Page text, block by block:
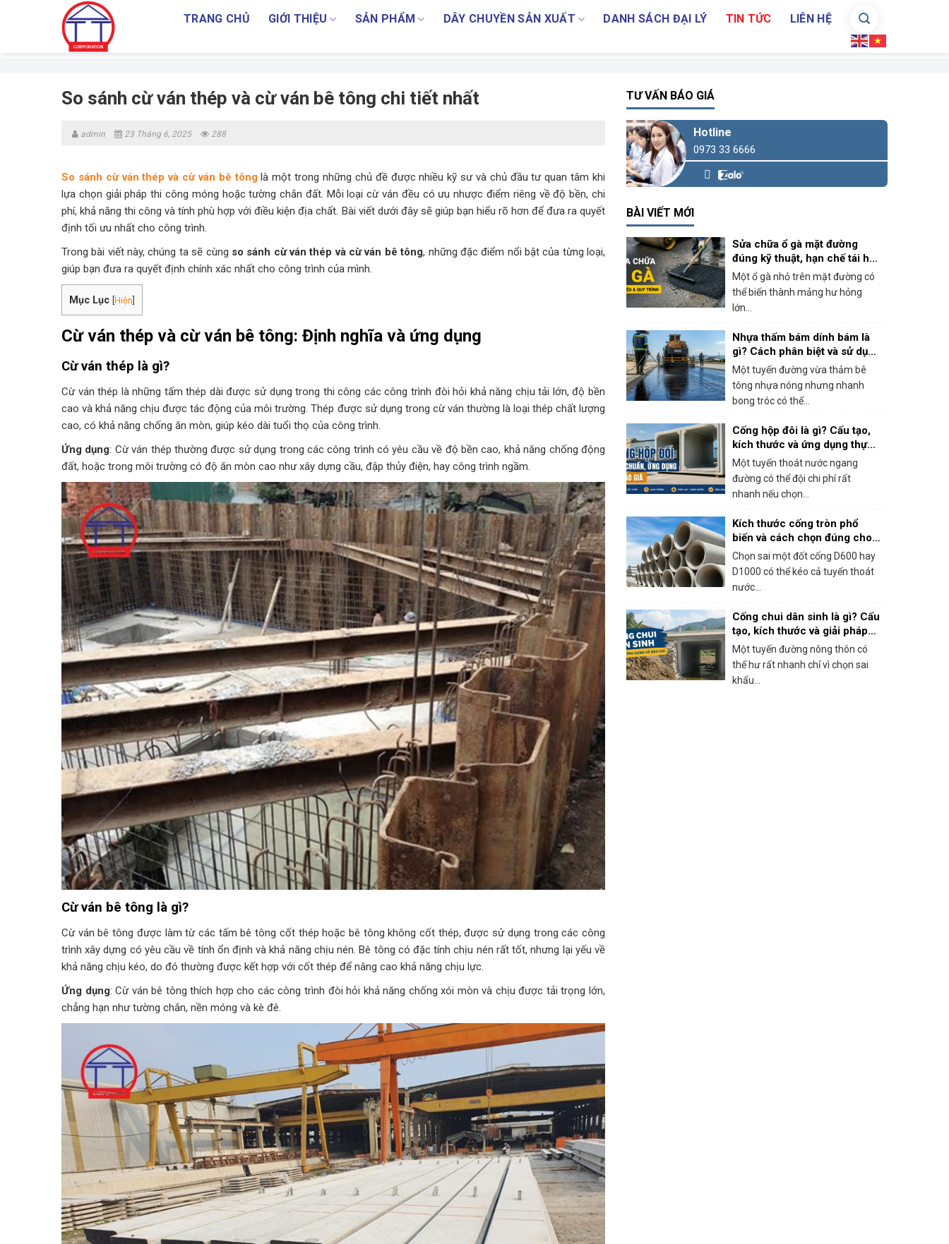
TRANG CHỦ GIỚI THIỆU SẢN PHẨM DÂY CHUYỀN SẢN XUẤT DANH SÁCH ĐẠI LÝ TIN TỨC LIÊN HỆ
So sánh cừ ván thép và cừ ván bê tông chi tiết nhất
admin 23 Tháng 6, 2025 288
So sánh cừ ván thép và cừ ván bê tônglà một trong những chủ đề được nhiều kỹ sư và chủ đầu tư quan tâm khi
lựa chọn giải pháp thi công móng hoặc tường chắn đất. Mỗi loại cừ ván đều có ưu nhược điểm riêng về độ bền, chi
phí, khả năng thi công và tính phù hợp với điều kiện địa chất. Bài viết dưới đây sẽ giúp bạn hiểu rõ hơn để đưa ra quyết
định tối ưu nhất cho công trình.
Trong bài viết này, chúng ta sẽ cùng so sánh cừ ván thép và cừ ván bê tông, những đặc điểm nổi bật của từng loại,
giúp bạn đưa ra quyết định chính xác nhất cho công trình của mình.
Mục Lục [Hiện]
Cừ ván thép và cừ ván bê tông: Định nghĩa và ứng dụng
Cừ ván thép là gì?
Cừ ván thép là những tấm thép dài được sử dụng trong thi công các công trình đòi hỏi khả năng chịu tải lớn, độ bền
cao và khả năng chịu được tác động của môi trường. Thép được sử dụng trong cừ ván thường là loại thép chất lượng
cao, có khả năng chống ăn mòn, giúp kéo dài tuổi thọ của công trình.
Ứng dụng: Cừ ván thép thường được sử dụng trong các công trình có yêu cầu về độ bền cao, khả năng chống động
đất, hoặc trong môi trường có độ ăn mòn cao như xây dựng cầu, đập thủy điện, hay công trình ngầm.
Cừ ván bê tông là gì?
Cừ ván bê tông được làm từ các tấm bê tông cốt thép hoặc bê tông không cốt thép, được sử dụng trong các công
trình xây dựng có yêu cầu về tính ổn định và khả năng chịu nén. Bê tông có đặc tính chịu nén rất tốt, nhưng lại yếu về
khả năng chịu kéo, do đó thường được kết hợp với cốt thép để nâng cao khả năng chịu lực.
Ứng dụng: Cừ ván bê tông thích hợp cho các công trình đòi hỏi khả năng chống xói mòn và chịu được tải trọng lớn,
chẳng hạn như tường chắn, nền móng và kè đê.
TƯ VẤN BÁO GIÁ
Hotline
0973 33 6666
BÀI VIẾT MỚI
Sửa chữa ổ gà mặt đường
đúng kỹ thuật, hạn chế tái hư
hỏng
Một ổ gà nhỏ trên mặt đường có
thể biến thành mảng hư hỏng
lớn...
Nhựa thấm bám dính bám là
gì? Cách phân biệt và sử dụng
đúng khi thi công bê tông
nhựa
Một tuyến đường vừa thảm bê
tông nhựa nóng nhưng nhanh
bong tróc có thể...
Cống hộp đôi là gì? Cấu tạo,
kích thước và ứng dụng thực
tế
Một tuyến thoát nước ngang
đường có thể đội chi phí rất
nhanh nếu chọn...
Kích thước cống tròn phổ
biến và cách chọn đúng cho
công trình
Chọn sai một đốt cống D600 hay
D1000 có thể kéo cả tuyến thoát
nước...
Cống chui dân sinh là gì? Cấu
tạo, kích thước và giải pháp
thi công thực tế
Một tuyến đường nông thôn có
thể hư rất nhanh chỉ vì chọn sai
khẩu...